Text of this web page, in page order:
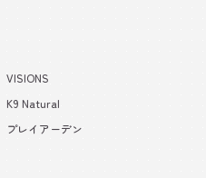
VISIONS
K9 Natural
プレイアーデン